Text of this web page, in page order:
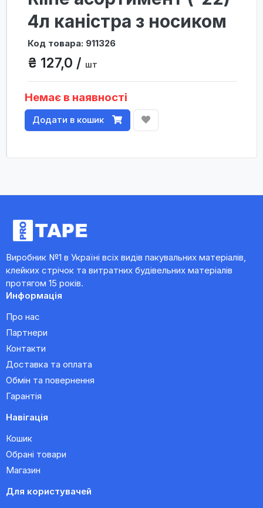
4л каністра з носиком
Код товара: 911326
₴ 127,0 / шт
Немає в наявності
Додати в кошик
Виробник №1 в Україні всіх видів пакувальних матеріалів,
клейких стрічок та витратних будівельних матеріалів
протягом 15 років.
Информація
Про нас
Партнери
Контакти
Доставка та оплата
Обмін та повернення
Гарантія
Навігація
Кошик
Обрані товари
Магазин
Для користувачей